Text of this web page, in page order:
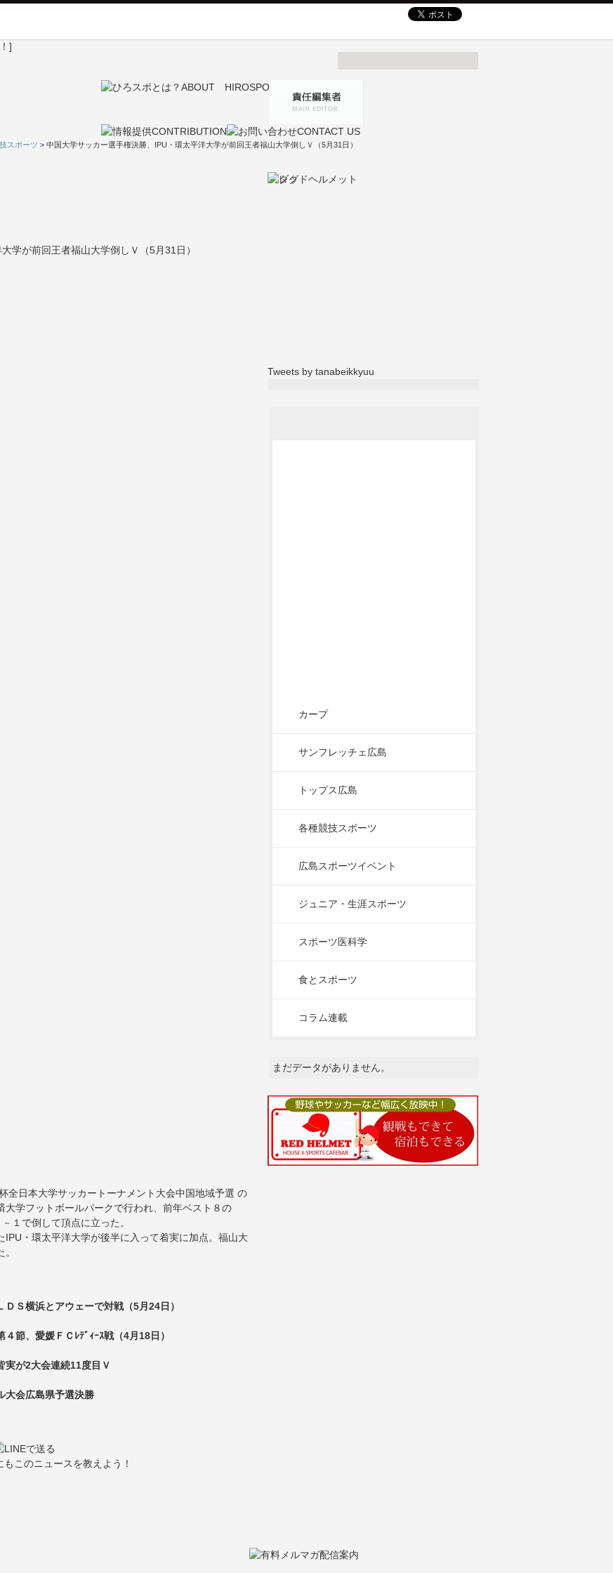
スポーツ > 中国大学サッカー選手権決勝、IPU・環太平洋大学が前回王者福山大学倒しＶ（5月31日）
学が前回王者福山大学倒しＶ（5月31日）
全日本大学サッカートーナメント大会中国地域予選 の
学フットボールパークで行われ、前年ベスト８の
１で倒して頂点に立った。
・環太平洋大学が後半に入って着実に加点。福山大
Ｓ横浜とアウェーで対戦（5月24日）
節、愛媛ＦＣﾚﾃﾞｨｰｽ戦（4月18日）
実が2大会連続11度目Ｖ
大会広島県予選決勝
このニュースを教えよう！
Tweets by tanabeikkyuu
カープ
サンフレッチェ広島
トップス広島
各種競技スポーツ
広島スポーツイベント
ジュニア・生涯スポーツ
スポーツ医科学
食とスポーツ
コラム連載
まだデータがありません。